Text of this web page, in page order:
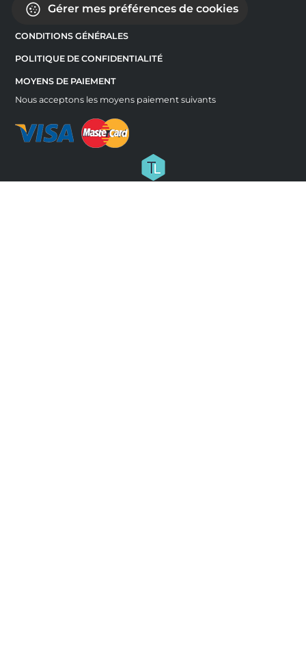
Gérer mes préférences de cookies
CONDITIONS GÉNÉRALES
POLITIQUE DE CONFIDENTIALITÉ
MOYENS DE PAIEMENT
Nous acceptons les moyens paiement suivants